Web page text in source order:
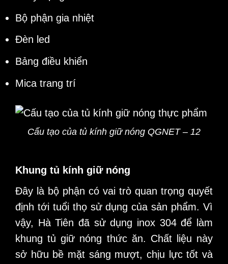
Bộ phận gia nhiệt
Đèn led
Bảng điều khiển
Mica trang trí
Cấu tạo của tủ kính giữ nóng QGNET – 12
Khung tủ kính giữ nóng
Đây là bộ phận có vai trò quan trọng quyết
định tới tuổi thọ sử dụng của sản phẩm. Vì
vậy, Hà Tiên đã sử dụng inox 304 để làm
khung tủ giữ nóng thức ăn. Chất liệu này
sở hữu bề mặt sáng mượt, chịu lực tốt và